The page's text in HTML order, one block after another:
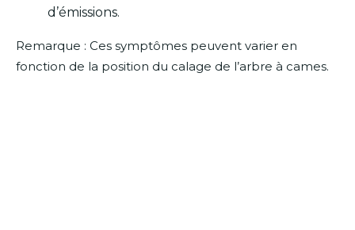
d’émissions.
Remarque : Ces symptômes peuvent varier en
fonction de la position du calage de l’arbre à cames.